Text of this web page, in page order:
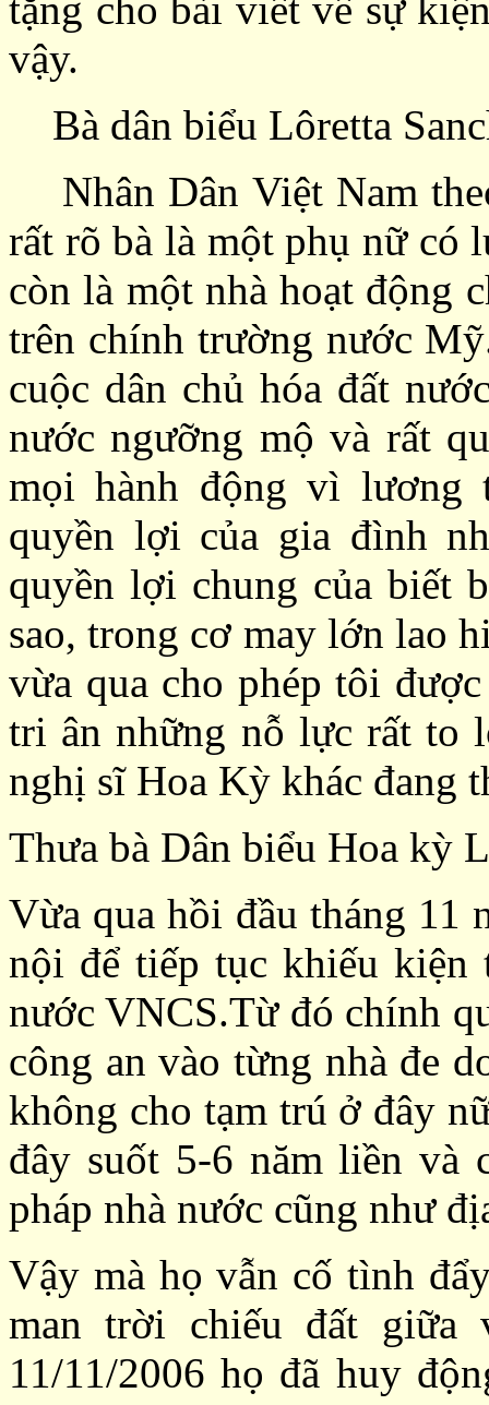
vậy.
Bà dân biểu Lôretta
Nhân Dân Việt Nam
rất rõ bà là một phụ nữ có
còn là một nhà hoạt động
trên chính trường nước
cuộc dân chủ hóa đất
nước ngưỡng mộ và rất
mọi hành động vì lương
quyền lợi của gia đình
quyền lợi chung của biết
sao, trong cơ may lớn lao
vừa qua cho phép tôi
tri ân những nỗ lực rất to
nghị sĩ Hoa Kỳ khác đang
Thưa bà Dân biểu Hoa kỳ
Vừa qua hồi đầu tháng 11
nội để tiếp tục khiếu kiện
nước VNCS.Từ đó chính
công an vào từng nhà đe
không cho tạm trú ở đây
đây suốt 5-6 năm liền và
pháp nhà nước cũng như
Vậy mà họ vẫn cố tình
man trời chiếu đất giữa
11/11/2006 họ đã huy